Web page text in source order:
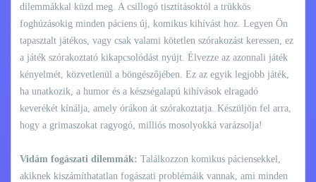
dilemmákkal küzd meg. A csillogó tisztításoktól a trükkös
foghúzásokig minden páciens új, komikus kihívást hoz. Legyen Ön
tapasztalt játékos, vagy csak valami kötetlen szórakozást keressen, ez
a játék szórakoztató kikapcsolódást nyújt. Élvezze az azonnali játék
kényelmét, közvetlenül a böngészőjében. Ez az egyik legjobb játék,
ha unatkozik, a humor és a készségalapú kihívások elragadó
keverékét kínálja, amely órákon át szórakoztatja. Készüljön fel arra,
hogy a grimaszokat ragyogó, milliós mosolyokká varázsolja!
Vidám fogászati dilemmák: Találkozzon komikus páciensekkel,
akiknek kiszámíthatatlan fogászati problémáik vannak, ami minden